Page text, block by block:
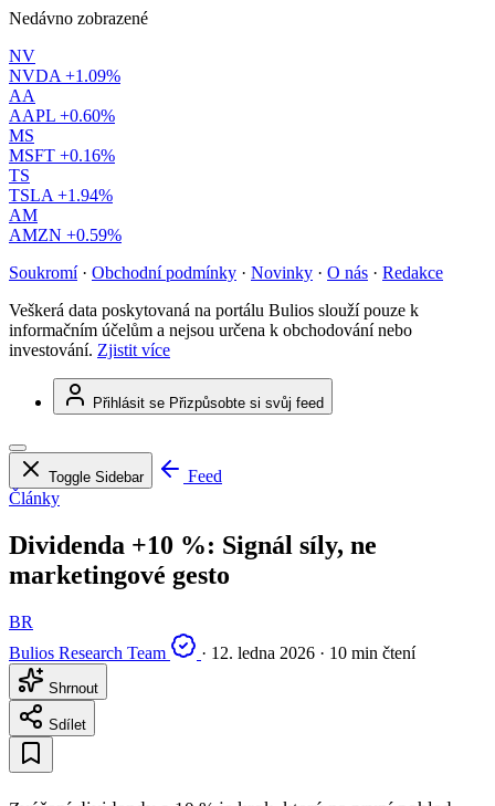
Nedávno zobrazené
NV
NVDA +1.09%
AA
AAPL +0.60%
MS
MSFT +0.16%
TS
TSLA +1.94%
AM
AMZN +0.59%
Soukromí · Obchodní podmínky · Novinky · O nás · Redakce
Veškerá data poskytovaná na portálu Bulios slouží pouze k
informačním účelům a nejsou určena k obchodování nebo
investování. Zjistit více
Přihlásit se Přizpůsobte si svůj feed
Toggle Sidebar
Feed
Články
Dividenda +10 %: Signál síly, ne
marketingové gesto
BR
Bulios Research Team
· 12. ledna 2026 · 10 min čtení
Shrnout
Sdílet